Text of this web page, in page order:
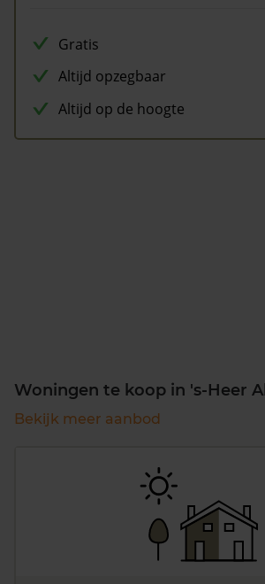
Gratis
Altijd opzegbaar
Altijd op de hoogte
Woningen te koop in 's-Heer
Bekijk meer aanbod